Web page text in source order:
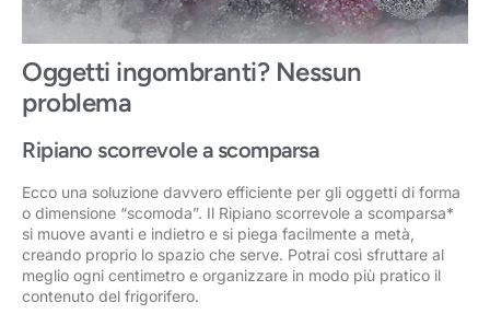
Oggetti ingombranti? Nessun
problema
Ripiano scorrevole a scomparsa
Ecco una soluzione davvero efficiente per gli oggetti di forma
o dimensione “scomoda”. Il Ripiano scorrevole a scomparsa*
si muove avanti e indietro e si piega facilmente a metà,
creando proprio lo spazio che serve. Potrai così sfruttare al
meglio ogni centimetro e organizzare in modo più pratico il
contenuto del frigorifero.